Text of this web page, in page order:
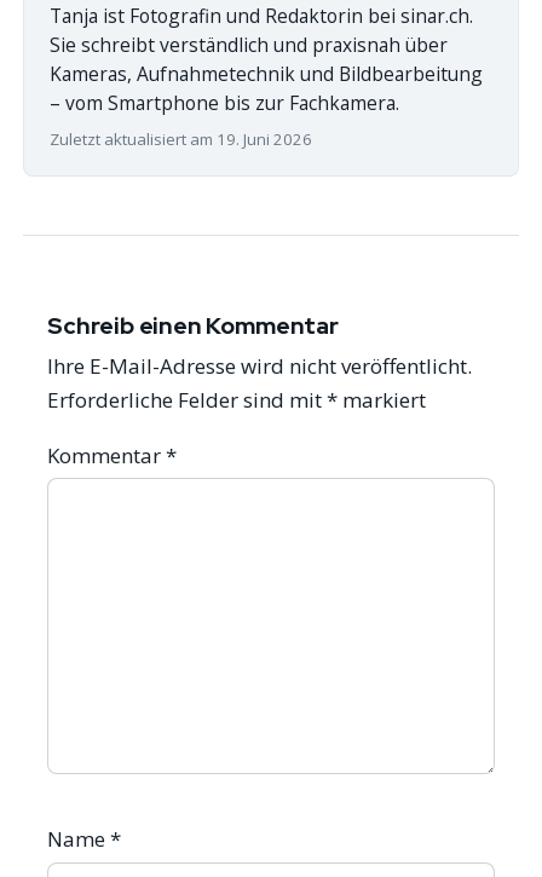
Tanja ist Fotografin und Redaktorin bei sinar.ch.
Sie schreibt verständlich und praxisnah über
Kameras, Aufnahmetechnik und Bildbearbeitung
– vom Smartphone bis zur Fachkamera.
Zuletzt aktualisiert am 19. Juni 2026
Schreib einen Kommentar
Ihre E-Mail-Adresse wird nicht veröffentlicht.
Erforderliche Felder sind mit* markiert
Kommentar*
Name*